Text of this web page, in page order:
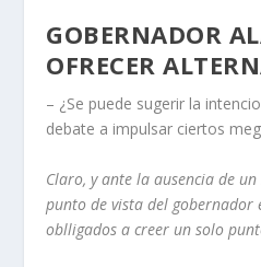
GOBERNADOR
OFRECER
– ¿Se puede sugerir la
debate a impulsar ciertos
Claro, y ante la ausencia de
punto de vista del gobernador
oblligados a creer un solo